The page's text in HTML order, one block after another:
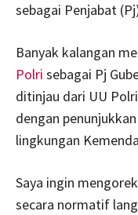
sebagai Penjabat
Banyak kalangan
Polri sebagai Pj
ditinjau dari UU
dengan
lingkungan
Saya ingin
secara normatif